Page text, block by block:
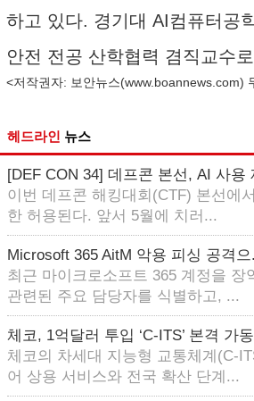
하고 있다. 경기대 AI컴퓨터공
안전 전공 산학협력 겸직교수
<저작권자: 보안뉴스(www.boannews.com)
헤드라인 뉴스
[DEF CON 34] 데프콘 본선, AI 사용
이번 데프콘 해킹대회(CTF) 본선에
한 허용된다. 앞서 5월에 치러...
Microsoft 365 AitM 악용 피싱 공격
최근 마이크로소프트 365 계정을 장
관련된 주요 담당자를 식별하고, ...
체코, 1억달러 투입 ‘C-ITS’ 본격 가
체코의 차세대 지능형 교통체계(C-
어 상용 서비스와 전국 확산 단계...